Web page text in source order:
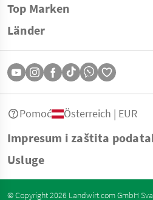
Top Marken
Länder
Impresum i zaštita
Usluge
Pomoć Österreich | EUR
© Copyright 2026 Landwirt.com GmbH